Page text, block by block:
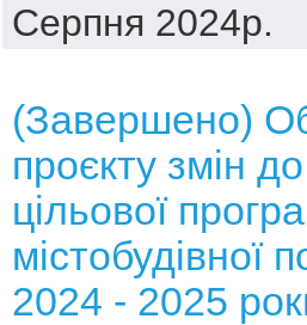
Серпня 2024р.
(Завершено)
проєкту змін
цільової
містобудівної
2024 - 2025